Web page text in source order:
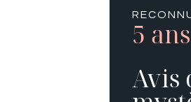
5 ans
Avis